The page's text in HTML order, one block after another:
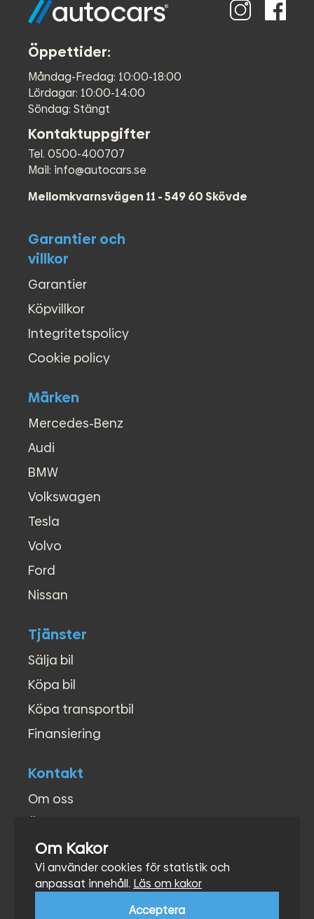
Öppettider:
Måndag-Fredag: 10:00-18:00
Lördagar: 10:00-14:00
Söndag: Stängt
Kontaktuppgifter
Tel. 0500-400707
Mail: info@autocars.se
Mellomkvarnsvägen 11 - 549 60 Skövde
Garantier och
villkor
Garantier
Köpvillkor
Integritetspolicy
Cookie policy
Märken
Mercedes-Benz
Audi
BMW
Volkswagen
Tesla
Volvo
Ford
Nissan
Tjänster
Sälja bil
Köpa bil
Köpa transportbil
Finansiering
Kontakt
Om oss
Kontakt
Hitta hit
Om Kakor
Vi använder cookies för statistik och
anpassat innehåll. Läs om kakor
Acceptera